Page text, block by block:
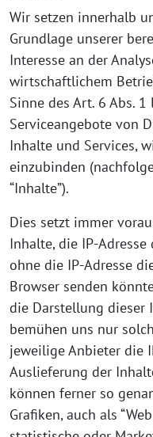
Wir setzen innerhalb
Grundlage unserer
Interesse an der
wirtschaftlichem
Sinne des Art. 6 Abs.
Serviceangebote von
Inhalte und Services,
einzubinden
“Inhalte”).
Dies setzt immer
Inhalte, die IP-
ohne die IP-Adresse
Browser senden
die Darstellung dieser
bemühen uns nur
jeweilige Anbieter die
Auslieferung der
können ferner so
Grafiken, auch als